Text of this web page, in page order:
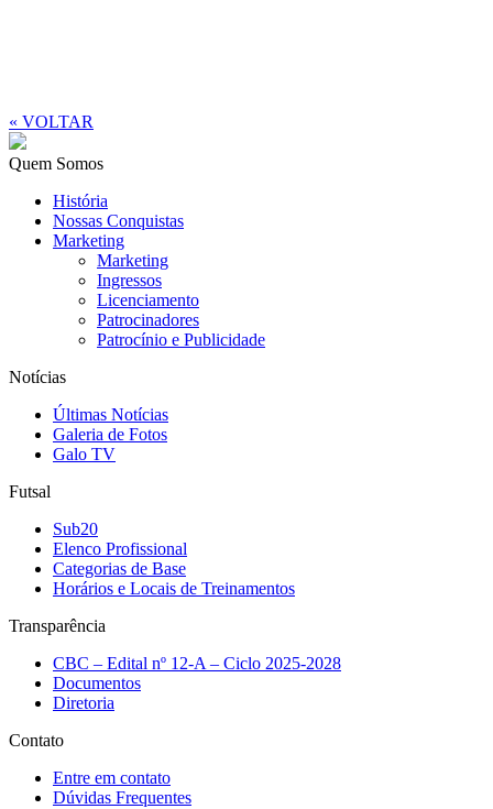
« VOLTAR
Quem Somos
História
Nossas Conquistas
Marketing
Marketing
Ingressos
Licenciamento
Patrocinadores
Patrocínio e Publicidade
Notícias
Últimas Notícias
Galeria de Fotos
Galo TV
Futsal
Sub20
Elenco Profissional
Categorias de Base
Horários e Locais de Treinamentos
Transparência
CBC – Edital nº 12-A – Ciclo 2025-2028
Documentos
Diretoria
Contato
Entre em contato
Dúvidas Frequentes